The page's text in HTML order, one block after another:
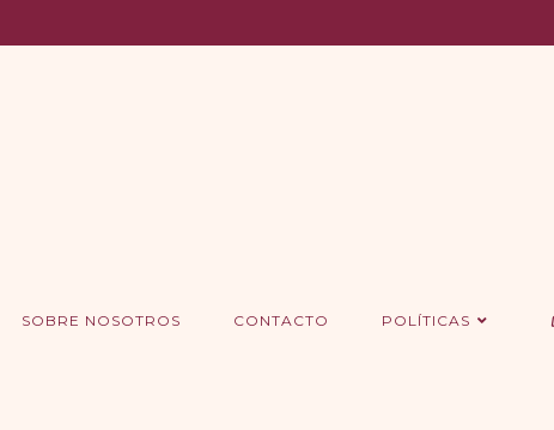
SOBRE NOSOTROS CONTACTO POLÍTICAS